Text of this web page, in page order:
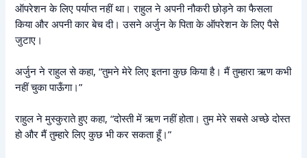
ऑपरेशन के लिए पर्याप्त नहीं था। राहुल ने अपनी नौकरी छोड़ने का फैसला
किया और अपनी कार बेच दी। उसने अर्जुन के पिता के ऑपरेशन के लिए पैसे
जुटाए।
अर्जुन ने राहुल से कहा, “तुमने मेरे लिए इतना कुछ किया है। मैं तुम्हारा ऋण कभी
नहीं चुका पाऊँगा।”
राहुल ने मुस्कुराते हुए कहा, “दोस्ती में ऋण नहीं होता। तुम मेरे सबसे अच्छे दोस्त
हो और मैं तुम्हारे लिए कुछ भी कर सकता हूँ।”